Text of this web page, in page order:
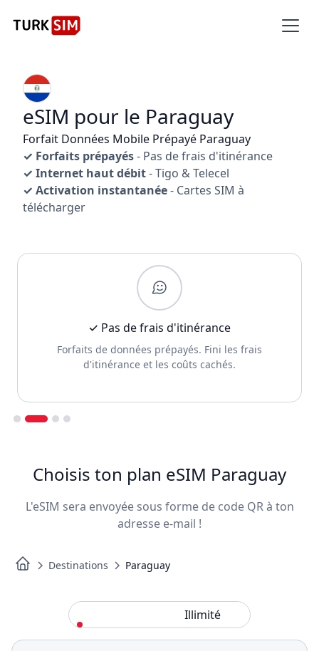
eSIM pour le Paraguay
Forfait Données Mobile Prépayé Paraguay
✓ Forfaits prépayés- Pas de frais d'itinérance
✓ Internet haut débit- Tigo & Telecel
✓ Activation instantanée- Cartes SIM à
télécharger
✓ Pas de frais d'itinérance
Forfaits de données prépayés. Fini les frais
d'itinérance et les coûts cachés.
Choisis ton plan eSIM Paraguay
L'eSIM sera envoyée sous forme de code QR à ton
adresse e-mail !
Destinations Paraguay
Illimité